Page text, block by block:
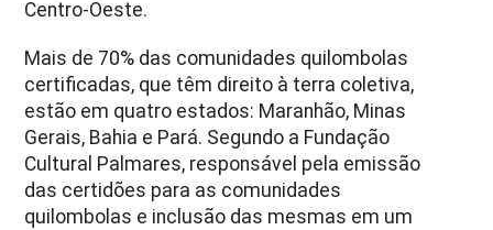
Centro-Oeste.
Mais de 70% das comunidades quilombolas
certificadas, que têm direito à terra coletiva,
estão em quatro estados: Maranhão, Minas
Gerais, Bahia e Pará. Segundo a Fundação
Cultural Palmares, responsável pela emissão
das certidões para as comunidades
quilombolas e inclusão das mesmas em um